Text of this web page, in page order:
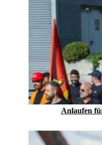
Anlaufen